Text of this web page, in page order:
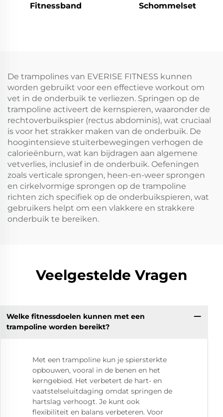
Fitnessband Schommelset
De trampolines van EVERISE FITNESS kunnen
worden gebruikt voor een effectieve workout om
vet in de onderbuik te verliezen. Springen op de
trampoline activeert de kernspieren, waaronder de
rechtoverbuikspier (rectus abdominis), wat cruciaal
is voor het strakker maken van de onderbuik. De
hoogintensieve stuiterbewegingen verhogen de
calorieënburn, wat kan bijdragen aan algemene
vetverlies, inclusief in de onderbuik. Oefeningen
zoals verticale sprongen, heen-en-weer sprongen
en cirkelvormige sprongen op de trampoline
richten zich specifiek op de onderbuikspieren, wat
gebruikers helpt om een vlakkere en strakkere
onderbuik te bereiken.
Veelgestelde Vragen
Welke fitnessdoelen kunnen met een
trampoline worden bereikt?
Met een trampoline kun je spiersterkte
opbouwen, vooral in de benen en het
kerngebied. Het verbetert de hart- en
vaatstelseluitdaging omdat springen de
hartslag verhoogt. Je kunt ook
flexibiliteit en balans verbeteren. Voor